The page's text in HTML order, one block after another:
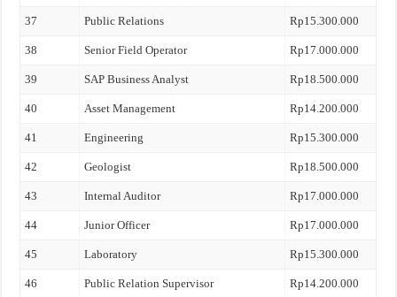
37 Public Relations Rp15.300.000
38 Senior Field Operator Rp17.000.000
39 SAP Business Analyst Rp18.500.000
40 Asset Management Rp14.200.000
41 Engineering Rp15.300.000
42 Geologist Rp18.500.000
43 Internal Auditor Rp17.000.000
44 Junior Officer Rp17.000.000
45 Laboratory Rp15.300.000
46 Public Relation Supervisor Rp14.200.000